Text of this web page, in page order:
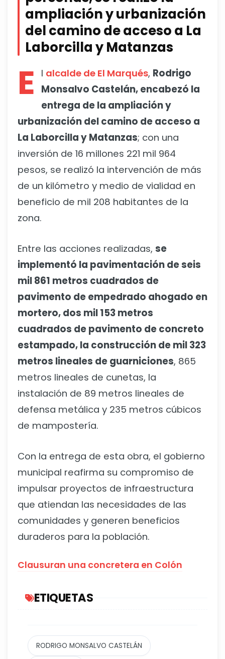
ampliación y urbanización
del camino de acceso a La
Laborcilla y Matanzas
E l alcalde de El Marqués, Rodrigo
Monsalvo Castelán, encabezó la
entrega de la ampliación y
urbanización del camino de acceso a
La Laborcilla y Matanzas; con una
inversión de 16 millones 221 mil 964
pesos, se realizó la intervención de más
de un kilómetro y medio de vialidad en
beneficio de mil 208 habitantes de la
zona.
Entre las acciones realizadas, se
implementó la pavimentación de seis
mil 861 metros cuadrados de
pavimento de empedrado ahogado en
mortero, dos mil 153 metros
cuadrados de pavimento de concreto
estampado, la construcción de mil 323
metros lineales de guarniciones, 865
metros lineales de cunetas, la
instalación de 89 metros lineales de
defensa metálica y 235 metros cúbicos
de mampostería.
Con la entrega de esta obra, el gobierno
municipal reafirma su compromiso de
impulsar proyectos de infraestructura
que atiendan las necesidades de las
comunidades y generen beneficios
duraderos para la población.
Clausuran una concretera en Colón
ETIQUETAS
RODRIGO MONSALVO CASTELÁN